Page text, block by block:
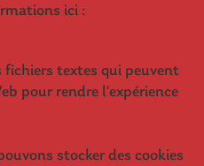
ici :
fichiers textes qui peuvent
pour rendre l'expérience
stocker des cookies